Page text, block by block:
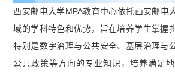
西安邮电大学MPA教育中心依托西安邮电
域的学科特色和优势，旨在培养学生掌握
特别是数字治理与公共安全、基层治理与
公共政策等方向的专业知识，培养满足